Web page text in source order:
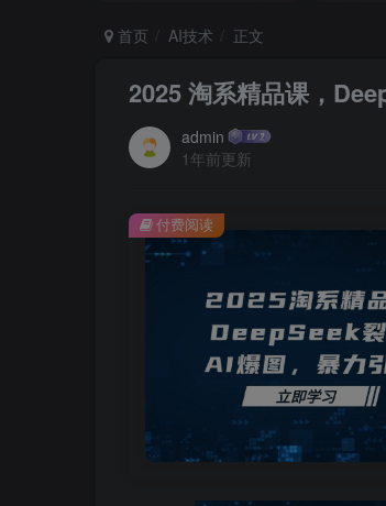
首页 AI技术 正文
2025 淘系精品课，
admin
1年前更新
付费阅读